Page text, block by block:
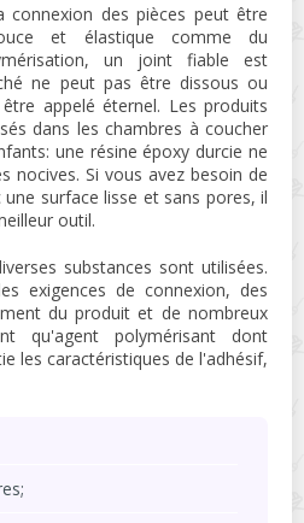
connexion des pièces peut être
et élastique comme du
un joint fiable est
ne peut pas être dissous ou
appelé éternel. Les produits
dans les chambres à coucher
une résine époxy durcie ne
nocives. Si vous avez besoin de
surface lisse et sans pores, il
outil.
substances sont utilisées.
exigences de connexion, des
du produit et de nombreux
qu'agent polymérisant dont
les caractéristiques de l'adhésif,